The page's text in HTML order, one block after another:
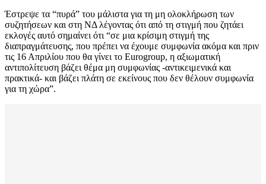
Έστρεψε τα “πυρά” του μάλιστα για τη μη ολοκλήρωση των
συζητήσεων και στη ΝΔ λέγοντας ότι από τη στιγμή που ζητάει
εκλογές αυτό σημαίνει ότι “σε μια κρίσιμη στιγμή της
διαπραγμάτευσης, που πρέπει να έχουμε συμφωνία ακόμα και πριν
τις 16 Απριλίου που θα γίνει το Eurogroup, η αξιωματική
αντιπολίτευση βάζει θέμα μη συμφωνίας -αντικειμενικά και
πρακτικά- και βάζει πλάτη σε εκείνους που δεν θέλουν συμφωνία
για τη χώρα”.